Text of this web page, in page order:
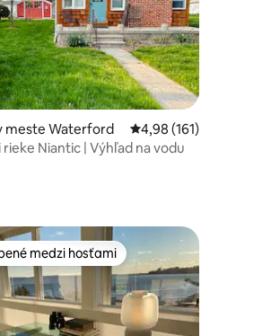
4,88 z 5, počet hodnotení: 171
meste Waterford Priemerné
4,98 (161)
Niantic | Výhľad na vodu
medzi hosťami
medzi hosťami